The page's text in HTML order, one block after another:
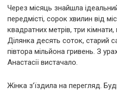
Через місяць знайшла
передмісті, сорок хвилин від
квадратних метрів, три
Ділянка десять соток, старий
півтора мільйона гривень. З
Анастасії вистачало.
Жінка з’їздила на перегляд.